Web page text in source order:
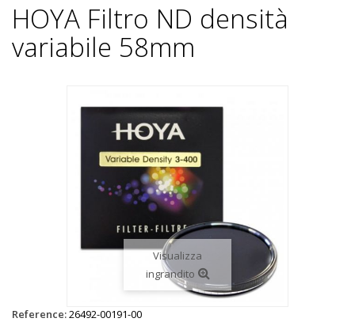
HOYA Filtro ND densità
variabile 58mm
Visualizza
ingrandito
Reference:26492-00191-00